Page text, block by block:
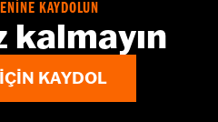
KAYDOLUN
kalmayın
KAYDOL